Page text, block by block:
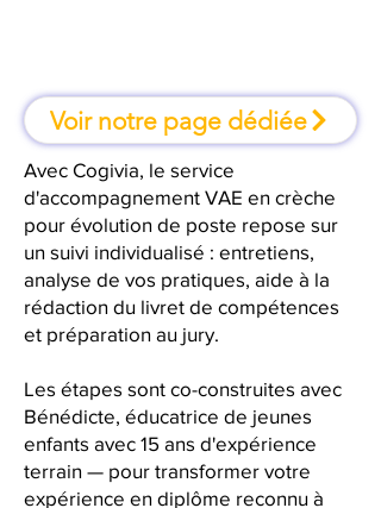
Voir notre page dédiée
Avec Cogivia, le service
d'accompagnement VAE en crèche
pour évolution de poste repose sur
un suivi individualisé : entretiens,
analyse de vos pratiques, aide à la
rédaction du livret de compétences
et préparation au jury.
Les étapes sont co-construites avec
Bénédicte, éducatrice de jeunes
enfants avec 15 ans d'expérience
terrain — pour transformer votre
expérience en diplôme reconnu à